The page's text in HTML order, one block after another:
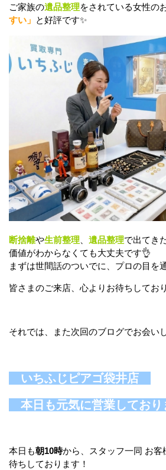
ご家族の遺品整理をされている女性の
すい」 と好評です✨
断捨離や生前整理、 遺品整理で出てき
価値がわからなくても大丈夫です👌
まずは世間話のついでに、プロの目を
皆さまのご来店、心よりお待ちしてお
それでは、また次回のブログでお会い
いちふじピアゴ袋井店
本日も元気に営業してお
本日も朝10時から、スタッフ一同 お客
待ちしております！